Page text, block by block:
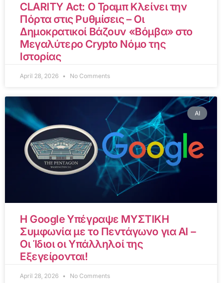
CLARITY Act: Ο Τραμπ Κλείνει την
Πόρτα στις Ρυθμίσεις – Οι
Δημοκρατικοί Βάζουν «Βόμβα» στο
Μεγαλύτερο Crypto Νόμο της
Ιστορίας
April 28, 2026 No Comments
AI
Η Google Υπέγραψε ΜΥΣΤΙΚΗ
Συμφωνία με το Πεντάγωνο για AI –
Οι Ίδιοι οι Υπάλληλοί της
Εξεγείρονται!
April 28, 2026 No Comments